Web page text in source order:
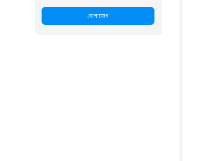
যোগাযোগ